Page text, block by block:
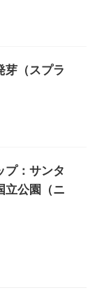
芽（スプラ
プ：サンタ
立公園（ニ